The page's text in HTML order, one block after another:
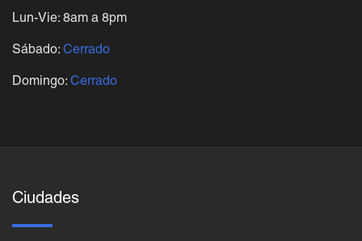
Lun-Vie: 8am a 8pm
Sábado: Cerrado
Domingo: Cerrado
Ciudades